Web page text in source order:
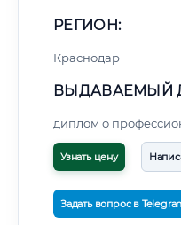
РЕГИОН:
Краснодар
ВЫДАВАЕМЫЙ
диплом о
Узнать цену
Задать вопрос в